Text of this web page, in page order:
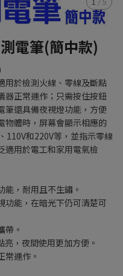
電筆(簡中款)
用於檢測火線、零線及斷點
器正常運作；只需按住按鈕
筆還具備夜視燈功能，方便
物體時，屏幕會顯示相應的
110V和220V等，並指示零線
適用於電工和家用電氣檢
能，耐用且不生鏽。
功能，在暗光下仍可清楚可
帶。
，夜間使用更加方便。
常運作。